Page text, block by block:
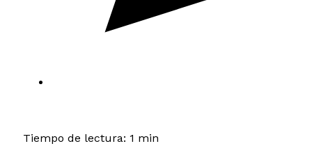
Tiempo de lectura: 1 min